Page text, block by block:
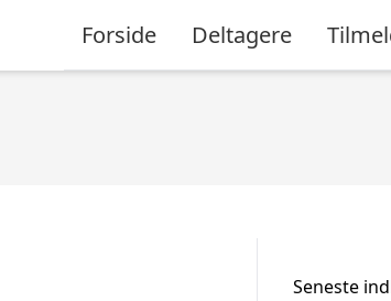
Forside Deltagere
Seneste